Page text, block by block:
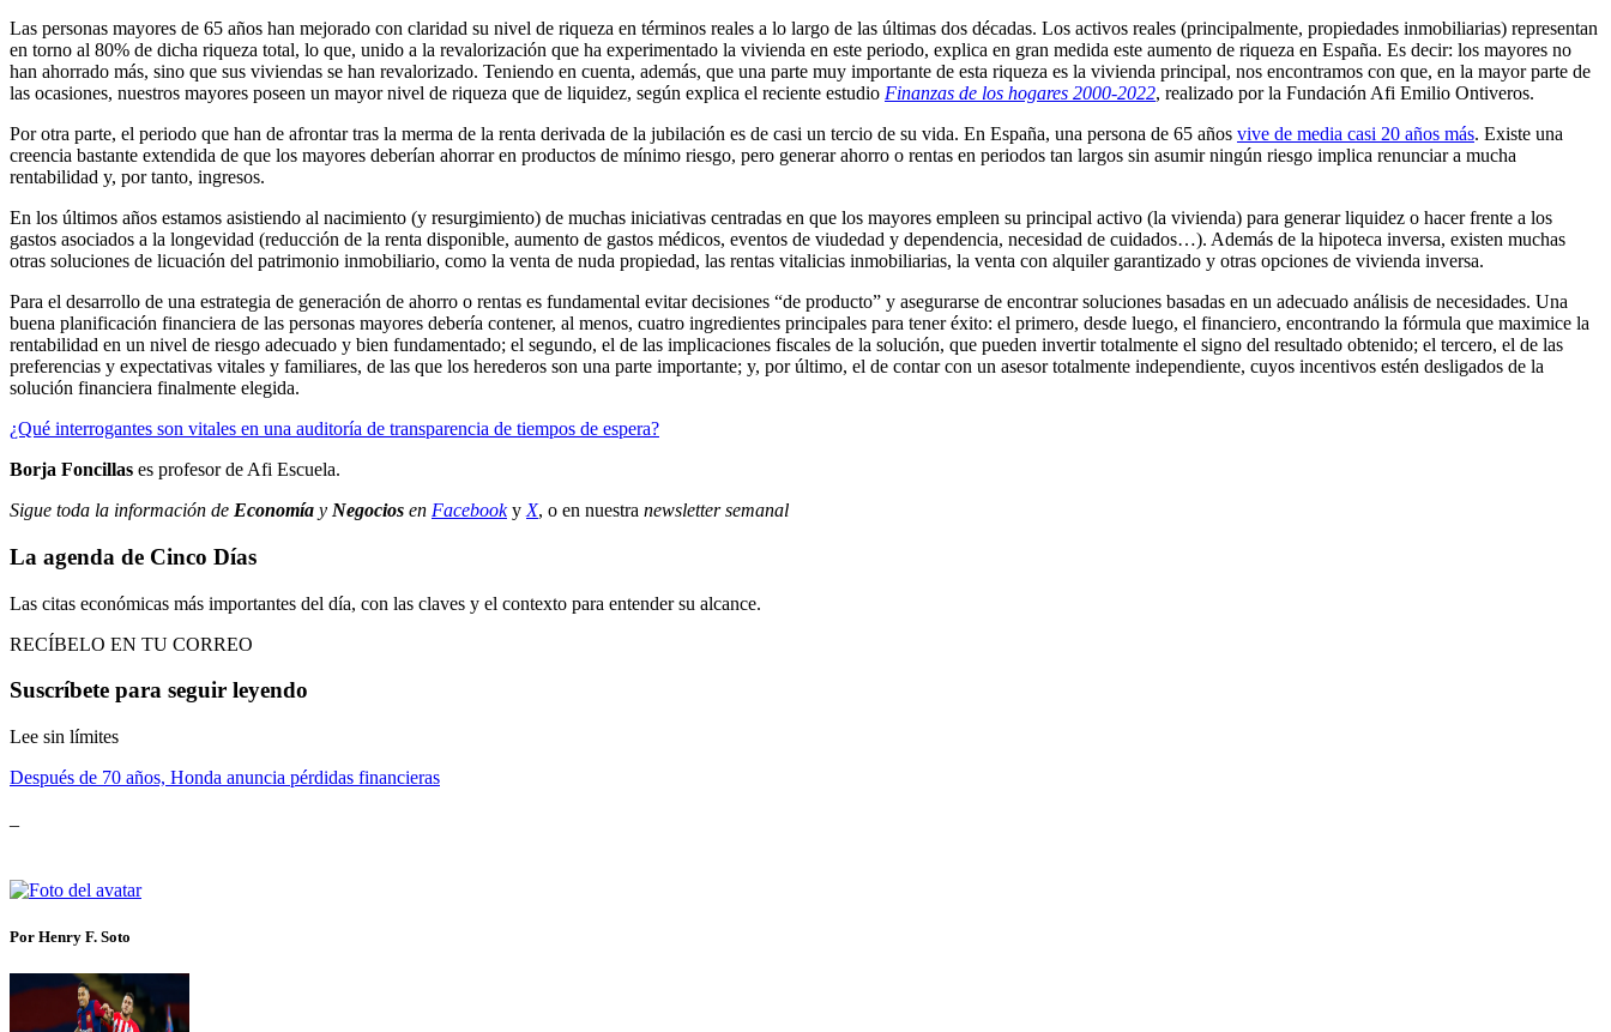
Las personas mayores de 65 años han mejorado con claridad su nivel de riqueza en términos reales a lo largo de las últimas dos décadas. Los activos reales (principalmente, propiedades inmobiliarias) representan
en torno al 80% de dicha riqueza total, lo que, unido a la revalorización que ha experimentado la vivienda en este periodo, explica en gran medida este aumento de riqueza en España. Es decir: los mayores no
han ahorrado más, sino que sus viviendas se han revalorizado. Teniendo en cuenta, además, que una parte muy importante de esta riqueza es la vivienda principal, nos encontramos con que, en la mayor parte de
las ocasiones, nuestros mayores poseen un mayor nivel de riqueza que de liquidez, según explica el reciente estudio Finanzas de los hogares 2000-2022, realizado por la Fundación Afi Emilio Ontiveros.
Por otra parte, el periodo que han de afrontar tras la merma de la renta derivada de la jubilación es de casi un tercio de su vida. En España, una persona de 65 años vive de media casi 20 años más. Existe una
creencia bastante extendida de que los mayores deberían ahorrar en productos de mínimo riesgo, pero generar ahorro o rentas en periodos tan largos sin asumir ningún riesgo implica renunciar a mucha
rentabilidad y, por tanto, ingresos.
En los últimos años estamos asistiendo al nacimiento (y resurgimiento) de muchas iniciativas centradas en que los mayores empleen su principal activo (la vivienda) para generar liquidez o hacer frente a los
gastos asociados a la longevidad (reducción de la renta disponible, aumento de gastos médicos, eventos de viudedad y dependencia, necesidad de cuidados…). Además de la hipoteca inversa, existen muchas
otras soluciones de licuación del patrimonio inmobiliario, como la venta de nuda propiedad, las rentas vitalicias inmobiliarias, la venta con alquiler garantizado y otras opciones de vivienda inversa.
Para el desarrollo de una estrategia de generación de ahorro o rentas es fundamental evitar decisiones “de producto” y asegurarse de encontrar soluciones basadas en un adecuado análisis de necesidades. Una
buena planificación financiera de las personas mayores debería contener, al menos, cuatro ingredientes principales para tener éxito: el primero, desde luego, el financiero, encontrando la fórmula que maximice la
rentabilidad en un nivel de riesgo adecuado y bien fundamentado; el segundo, el de las implicaciones fiscales de la solución, que pueden invertir totalmente el signo del resultado obtenido; el tercero, el de las
preferencias y expectativas vitales y familiares, de las que los herederos son una parte importante; y, por último, el de contar con un asesor totalmente independiente, cuyos incentivos estén desligados de la
solución financiera finalmente elegida.
¿Qué interrogantes son vitales en una auditoría de transparencia de tiempos de espera?
Borja Foncillas es profesor de Afi Escuela.
Sigue toda la información de Economía y Negocios en Facebooky X, o en nuestra newsletter semanal
La agenda de Cinco Días
Las citas económicas más importantes del día, con las claves y el contexto para entender su alcance.
RECÍBELO EN TU CORREO
Suscríbete para seguir leyendo
Lee sin límites
Después de 70 años, Honda anuncia pérdidas financieras
Por Henry F. Soto